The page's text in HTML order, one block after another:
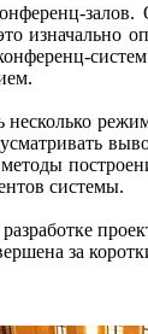
несколько
системы.
за